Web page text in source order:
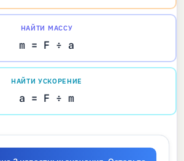
НАЙТИ МАССУ
m = F ÷ a
НАЙТИ УСКОРЕНИЕ
a = F ÷ m